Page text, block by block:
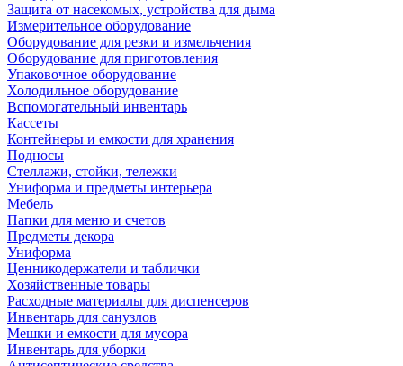
Защита от насекомых, устройства для дыма
Измерительное оборудование
Оборудование для резки и измельчения
Оборудование для приготовления
Упаковочное оборудование
Холодильное оборудование
Вспомогательный инвентарь
Кассеты
Контейнеры и емкости для хранения
Подносы
Стеллажи, стойки, тележки
Униформа и предметы интерьера
Мебель
Папки для меню и счетов
Предметы декора
Униформа
Ценникодержатели и таблички
Хозяйственные товары
Расходные материалы для диспенсеров
Инвентарь для санузлов
Мешки и емкости для мусора
Инвентарь для уборки